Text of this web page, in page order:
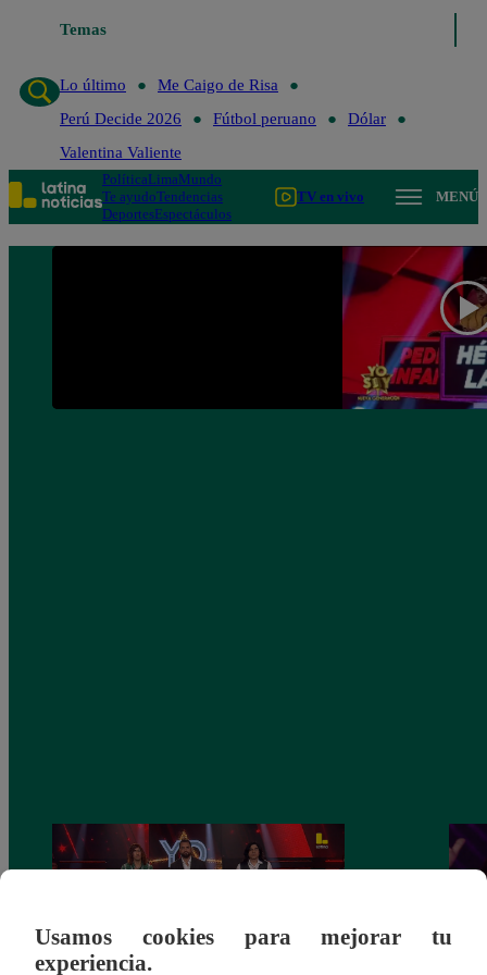
Temas
Lo último
Lo último
Me Caigo de Risa
Perú Decide 2026
Fútbol peruano
Dólar
Valentina Valiente
PolíticaLimaMundo
Te ayudoTendencias
DeportesEspectáculos
TV en vivo MENÚ
Usamos cookies para mejorar tu
experiencia.